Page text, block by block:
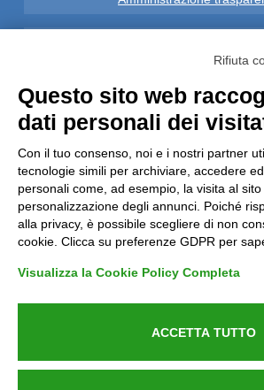
Privacy
Informative GDPR (679/
Reclami
Rimborsi ed Indennizzi
Rifiuta
Questo sito web
dati personali dei
Con il tuo consenso, noi e i nostri partner
tecnologie simili per archiviare, accedere
personali come, ad esempio, la visita al sito
personalizzazione degli annunci. Poiché
alla privacy, è possibile scegliere di non
cookie. Clicca su preferenze GDPR per
Visualizza la Cookie Policy Completa
ACCETTA TUTTO